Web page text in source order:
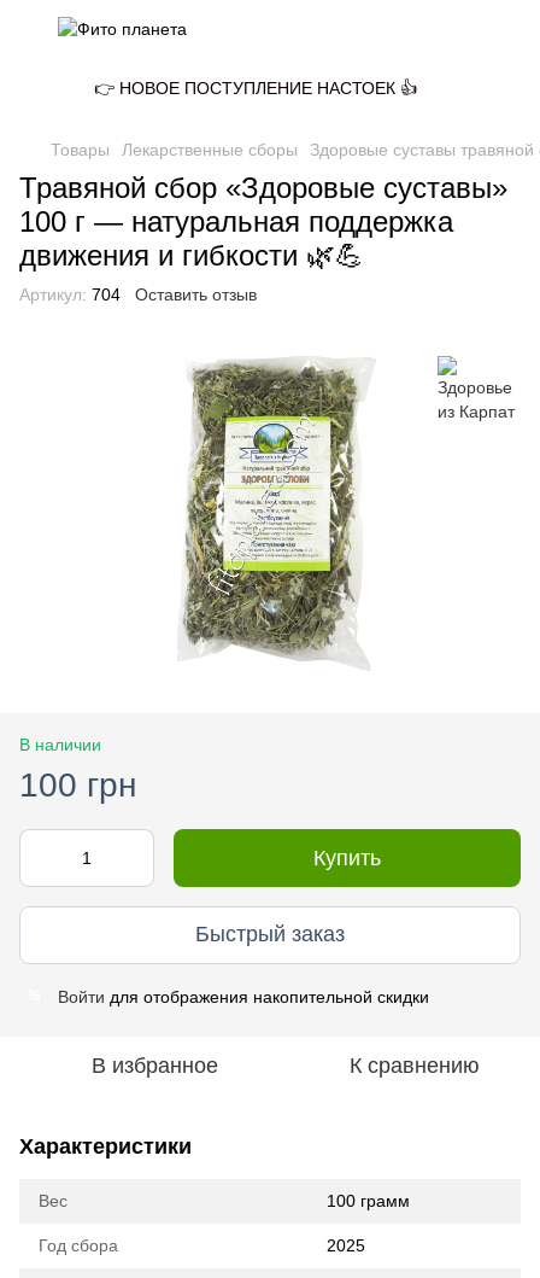
👉 НОВОЕ ПОСТУПЛЕНИЕ НАСТОЕК 👍
Товары Лекарственные сборы Здоровые суставы
Травяной сбор «Здоровые суставы»
100 г — натуральная поддержка
движения и гибкости 🌿💪
Артикул: 704 Оставить отзыв
В наличии
100 грн
Купить
Быстрый заказ
Войти для отображения накопительной скидки
В избранное К сравнению
Характеристики
Вес 100 грамм
Год сбора 2025